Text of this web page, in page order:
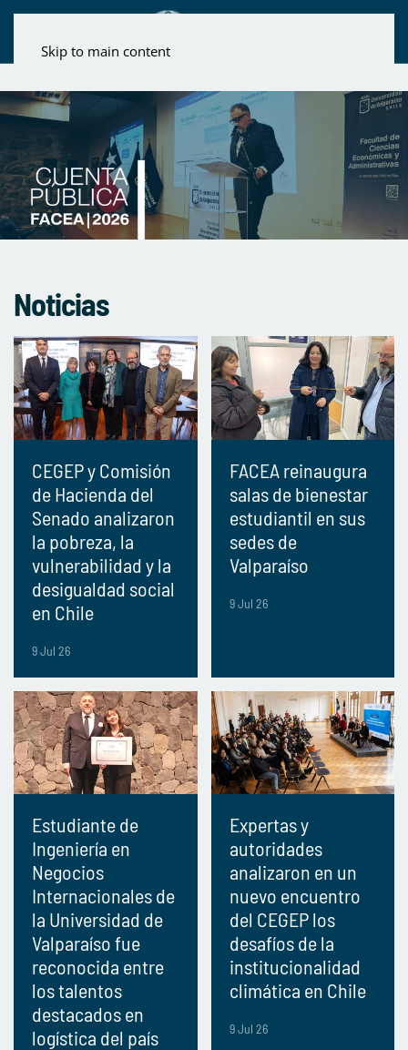
Skip to main content
Noticias
CEGEP y Comisión
de Hacienda del
Senado analizaron
la pobreza, la
vulnerabilidad y la
desigualdad social
en Chile
9 Jul 26
FACEA reinaugura
salas de bienestar
estudiantil en sus
sedes de
Valparaíso
9 Jul 26
Estudiante de
Ingeniería en
Negocios
Internacionales de
la Universidad de
Valparaíso fue
reconocida entre
los talentos
destacados en
logística del país
Expertas y
autoridades
analizaron en un
nuevo encuentro
del CEGEP los
desafíos de la
institucionalidad
climática en Chile
9 Jul 26